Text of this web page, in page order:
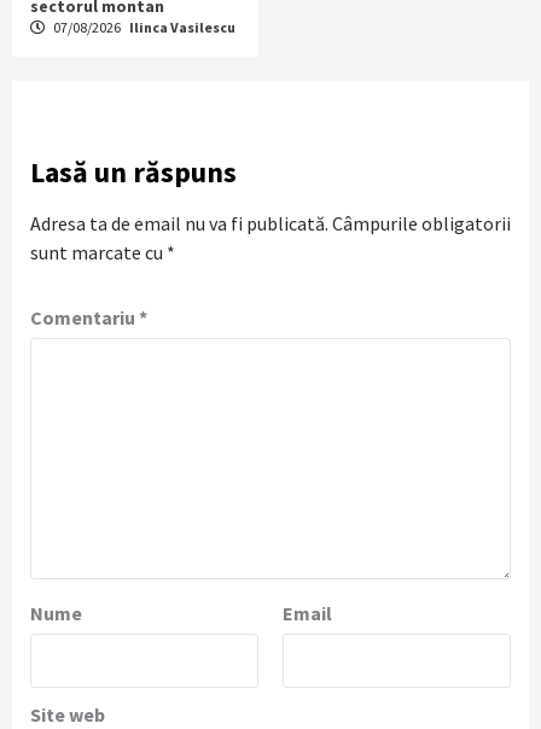
sectorul montan
07/08/2026 Ilinca Vasilescu
Lasă un răspuns
Adresa ta de email nu va fi publicată. Câmpurile obligatorii
sunt marcate cu *
Comentariu *
Nume Email
Site web